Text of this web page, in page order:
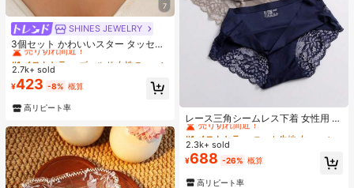
7
SHINES JEWELRY
3個セット かわいいスター タッセル
ネックレス、ミニマリストゴールド
太陽ペンダントネックレス、日常
着、バカンス、パーティー、デート
に適したファッションジュエリー、
数はランダム
#1 ベストセラー
ゴールド 女性のチェーンネックレス
売り切れ間近！
#1 ベストセラー
売り切れ間近！
#1 ベストセラー
売り切れ間近！
#1 ベストセラー
2.7k+ sold
¥423 -8% 概算
高リピート率
レース三角シームレス下着 女性用 3
枚入り ブレスアップ
売り切れ間近！
#1 ベストセラー
売り切れ間近！
#1 ベストセラー
売り切れ間近！
#1 ベストセラー
2.3k+ sold
¥688 -26% 概算
高リピート率